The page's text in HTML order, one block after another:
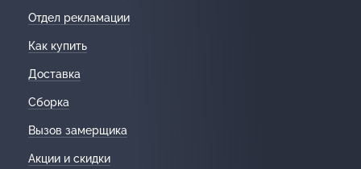
Отдел рекламации
Как купить
Доставка
Сборка
Вызов замерщика
Акции и скидки